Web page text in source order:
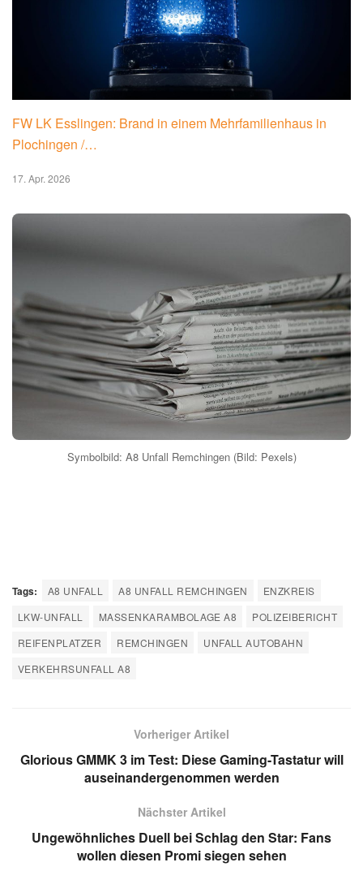
FW LK Esslingen: Brand in einem Mehrfamilienhaus in
Plochingen /…
17. Apr. 2026
Symbolbild: A8 Unfall Remchingen (Bild: Pexels)
Tags: A8 UNFALL A8 UNFALL REMCHINGEN
ENZKREIS
LKW-UNFALL
MASSENKARAMBOLAGE A8
POLIZEIBERICHT
REIFENPLATZER
REMCHINGEN
UNFALL AUTOBAHN
VERKEHRSUNFALL A8
Vorheriger Artikel
Glorious GMMK 3 im Test: Diese Gaming-Tastatur will
auseinandergenommen werden
Nächster Artikel
Ungewöhnliches Duell bei Schlag den Star: Fans
wollen diesen Promi siegen sehen